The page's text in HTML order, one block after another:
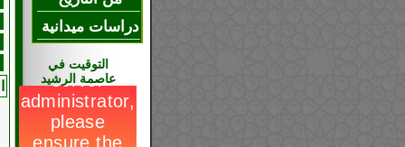
دراسات ميدانية
التوقيت في
عاصمة الرشيد